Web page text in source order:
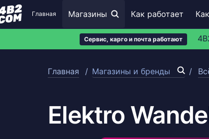
Сервис, карго и почта работают
Главная Магазины Как работает
Главная Магазины и бренды
Elektro